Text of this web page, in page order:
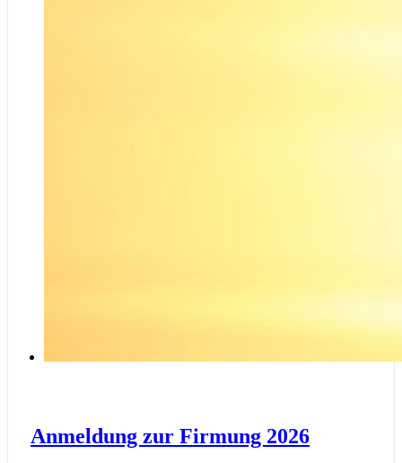
Anmeldung zur Firmung 2026